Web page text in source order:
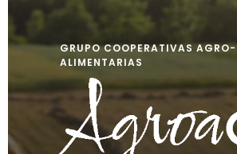
GRUPO COOPERATIVAS AGRO-
ALIMENTARIAS